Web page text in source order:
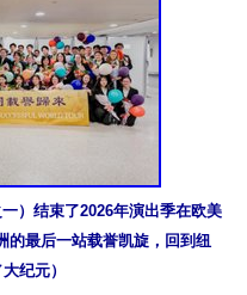
）结束了2026年演出季在欧美
的最后一站载誉凯旋，回到纽
纪元）